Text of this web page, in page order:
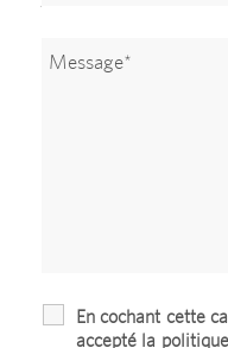
En cochant cette
accepté la